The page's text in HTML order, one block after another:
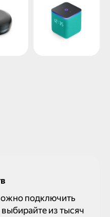
подключить
из тысяч